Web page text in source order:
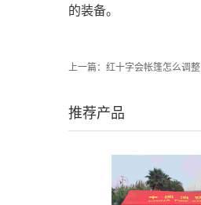
的装备。
上一篇： 红十字会帐篷怎么调整
推荐产品